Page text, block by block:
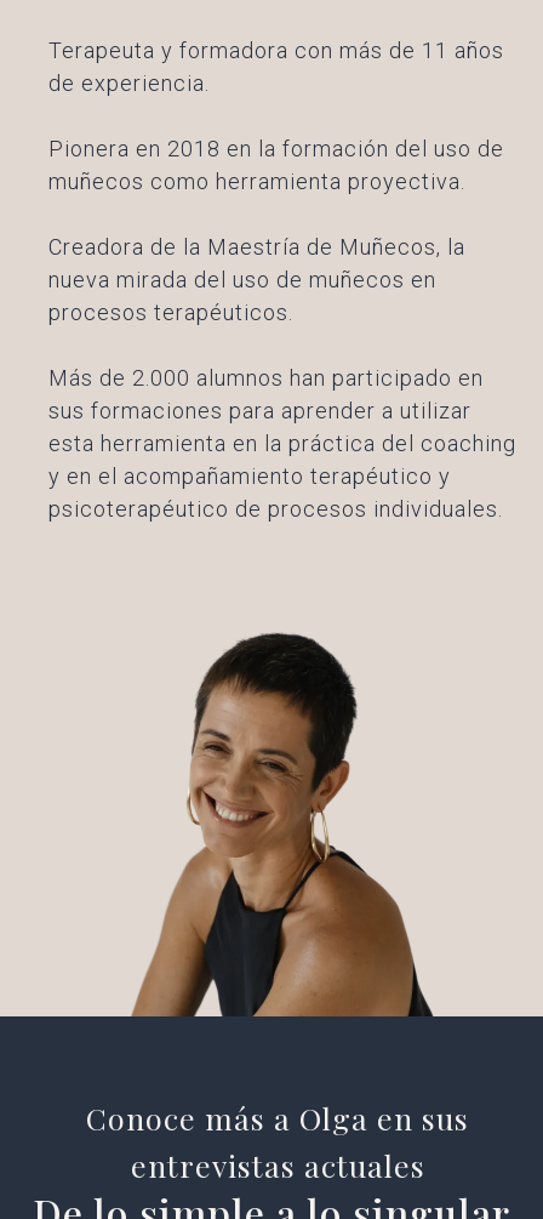
Terapeuta y formadora con más de 11 años
de experiencia.
Pionera en 2018 en la formación del uso de
muñecos como herramienta proyectiva.
Creadora de la Maestría de Muñecos, la
nueva mirada del uso de muñecos en
procesos terapéuticos.
Más de 2.000 alumnos han participado en
sus formaciones para aprender a utilizar
esta herramienta en la práctica del coaching
y en el acompañamiento terapéutico y
psicoterapéutico de procesos individuales.
Conoce más a Olga en sus
entrevistas actuales